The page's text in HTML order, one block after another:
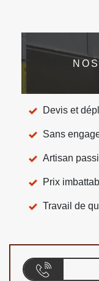
Devis et
Sans
Artisan
Prix
Travail de